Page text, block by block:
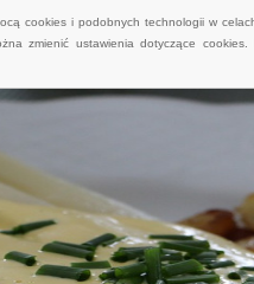
cookies i podobnych technologii w
zmienić ustawienia dotyczące